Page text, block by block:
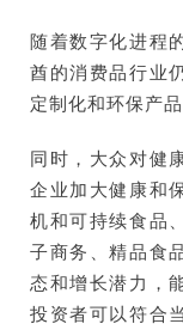
随着数字化进程
酋的消费品行业
定制化和环保产
同时，大众对健
企业加大健康和
机和可持续食品
子商务、精品食
态和增长潜力，
投资者可以符合